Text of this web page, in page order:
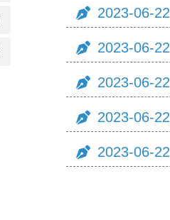
2023-06-22
2023-06-22
2023-06-22
2023-06-22
2023-06-22